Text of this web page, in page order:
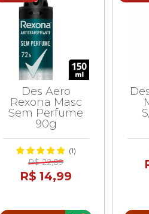
Des Aero
Rexona Masc
Sem Perfume
90g
(1)
R$ 22,89
R$ 14,99